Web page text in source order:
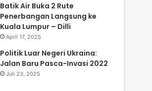
Batik Air Buka 2 Rute
Penerbangan Langsung ke
Kuala Lumpur – Dilli
April 17, 2025
Politik Luar Negeri Ukraina:
Jalan Baru Pasca-Invasi 2022
Juli 23, 2025